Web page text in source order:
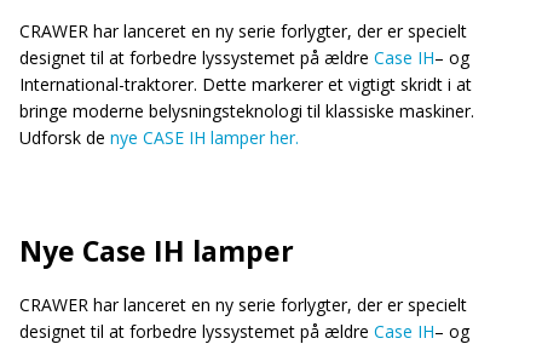
CRAWER har lanceret en ny serie forlygter, der er specielt
designet til at forbedre lyssystemet på ældre Case IH– og
International-traktorer. Dette markerer et vigtigt skridt i at
bringe moderne belysningsteknologi til klassiske maskiner.
Udforsk de nye CASE IH lamper her.
Nye Case IH lamper
CRAWER har lanceret en ny serie forlygter, der er specielt
designet til at forbedre lyssystemet på ældre Case IH– og